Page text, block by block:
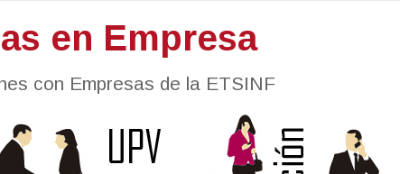
en Empresa
con Empresas de la ETSINF